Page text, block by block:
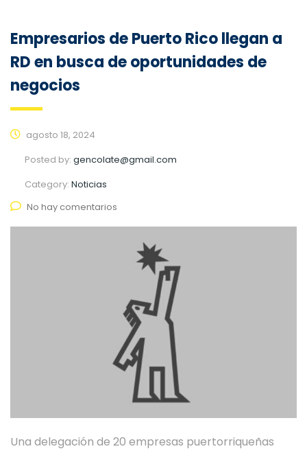
Empresarios de Puerto Rico llegan a
RD en busca de oportunidades de
negocios
agosto 18, 2024
Posted by: gencolate@gmail.com
Category: Noticias
No hay comentarios
Una delegación de 20 empresas puertorriqueñas